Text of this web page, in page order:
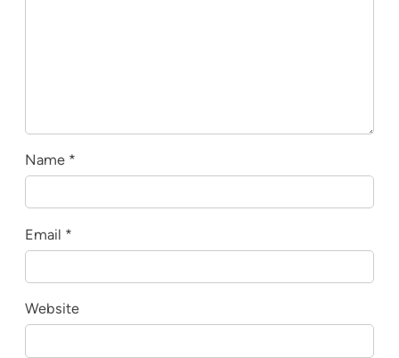
Name *
Email *
Website